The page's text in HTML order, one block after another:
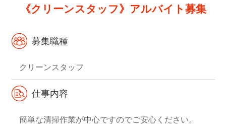
《クリーンスタッフ》アルバイト募集
募集職種
クリーンスタッフ
仕事内容
簡単な清掃作業が中心ですのでご安心ください。